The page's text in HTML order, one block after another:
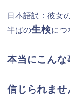
日本語訳： 彼女
半ばの生検に
本当にこんな
信じられませ